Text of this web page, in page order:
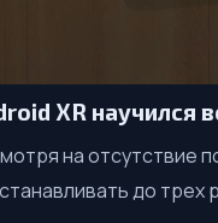
XR научился
на отсутствие
до трех